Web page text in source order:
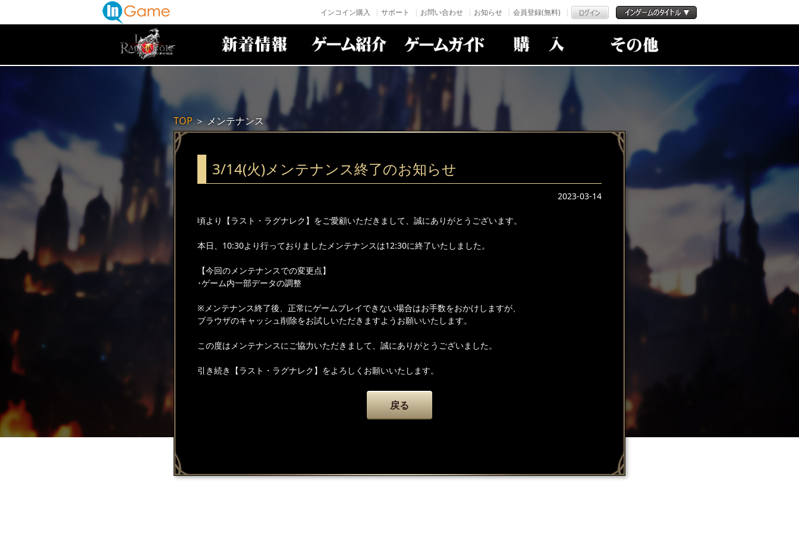
インコイン購入 サポート お問い合わせ お知らせ 会員登録(無料)
TOP＞メンテナンス
3/14(火)メンテナンス終了のお知らせ
2023-03-14
頃より【ラスト・ラグナレク】をご愛顧いただきまして、誠にありがとうございます。
本日、10:30より行っておりましたメンテナンスは12:30に終了いたしました。
【今回のメンテナンスでの変更点】
･ゲーム内一部データの調整
※メンテナンス終了後、正常にゲームプレイできない場合はお手数をおかけしますが、
ブラウザのキャッシュ削除をお試しいただきますようお願いいたします。
この度はメンテナンスにご協力いただきまして、誠にありがとうございました。
引き続き【ラスト・ラグナレク】をよろしくお願いいたします。
戻る